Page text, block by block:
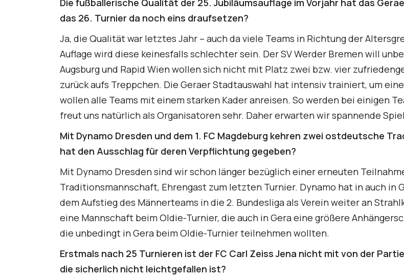
Die fußballerische Qualität der 25. Jubiläumsauflage im Vorjahr hat das
das 26. Turnier da noch eins draufsetzen?
Ja, die Qualität war letztes Jahr – auch da viele Teams in Richtung der
Auflage wird diese keinesfalls schlechter sein. Der SV Werder Bremen will
Augsburg und Rapid Wien wollen sich nicht mit Platz zwei bzw. vier
zurück aufs Treppchen. Die Geraer Stadtauswahl hat intensiv trainiert, um
wollen alle Teams mit einem starken Kader anreisen. So werden bei einigen
freut uns natürlich als Organisatoren sehr. Daher erwarten wir spannende
Mit Dynamo Dresden und dem 1. FC Magdeburg kehren zwei ostdeutsche
hat den Ausschlag für deren Verpflichtung gegeben?
Mit Dynamo Dresden sind wir schon länger bezüglich einer erneuten
Traditionsmannschaft, Ehrengast zum letzten Turnier. Dynamo hat in auch in
dem Aufstieg des Männerteams in die 2. Bundesliga als Verein weiter an
eine Mannschaft beim Oldie-Turnier, die auch in Gera eine größere
die unbedingt in Gera beim Oldie-Turnier teilnehmen wollten.
Erstmals nach 25 Turnieren ist der FC Carl Zeiss Jena nicht mit von der
die sicherlich nicht leichtgefallen ist?